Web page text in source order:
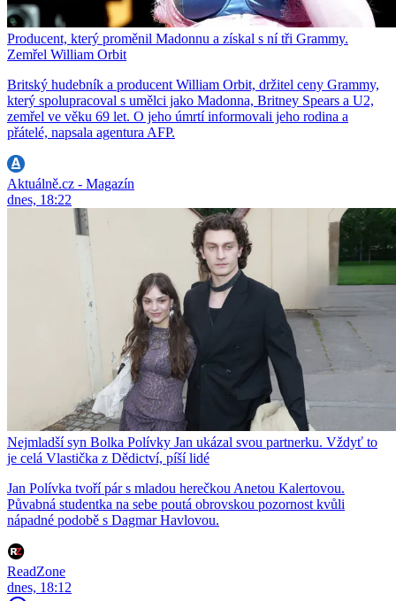
Producent, který proměnil Madonnu a získal s ní tři Grammy.
Zemřel William Orbit
Britský hudebník a producent William Orbit, držitel ceny Grammy,
který spolupracoval s umělci jako Madonna, Britney Spears a U2,
zemřel ve věku 69 let. O jeho úmrtí informovali jeho rodina a
přátelé, napsala agentura AFP.
Aktuálně.cz - Magazín
dnes, 18:22
Nejmladší syn Bolka Polívky Jan ukázal svou partnerku. Vždyť to
je celá Vlastička z Dědictví, píší lidé
Jan Polívka tvoří pár s mladou herečkou Anetou Kalertovou.
Půvabná studentka na sebe poutá obrovskou pozornost kvůli
nápadné podobě s Dagmar Havlovou.
ReadZone
dnes, 18:12